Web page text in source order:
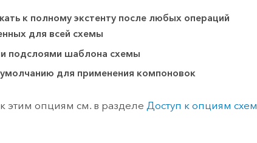
к полному экстенту после любых операций
для всей схемы
подслоями шаблона схемы
для применения компоновок
этим опциям см. в разделе Доступ к опциям схем